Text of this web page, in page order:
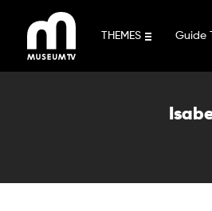
contenu
THEMES Guide